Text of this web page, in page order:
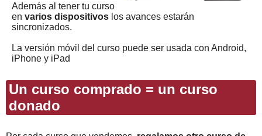
Además al tener tu curso
en varios dispositivos los avances estarán
sincronizados.
La versión móvil del curso puede ser usada con Android,
iPhone y iPad
Un curso comprado = un curso
donado